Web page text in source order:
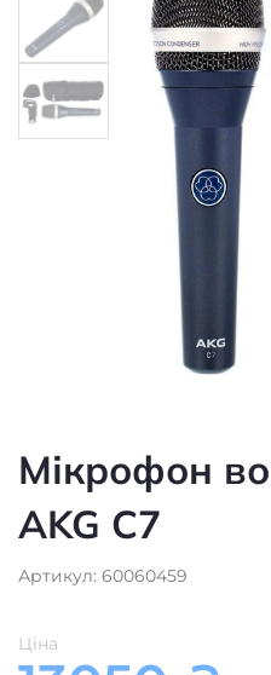
Мікрофон
AKG C7
Артикул: 60060459
Ціна